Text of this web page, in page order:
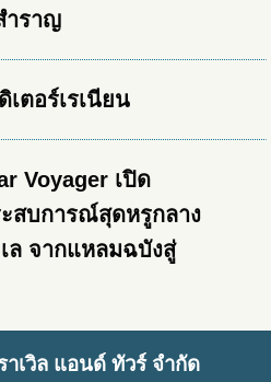
ำราญ
เตอร์เรเนียน
Voyager เปิด
สบการณ์สุดหรูกลาง
ล จากแหลมฉบังสู่
เวิล แอนด์ ทัวร์ จำกัด